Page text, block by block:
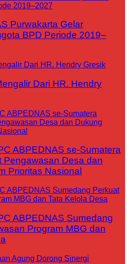
Purwakarta Gelar
BPD Periode 2019–
Dari HR. Hendry
ABPEDNAS se-Sumatera
Pengawasan Desa dan
Prioritas Nasional
ABPEDNAS Sumedang
Program MBG dan